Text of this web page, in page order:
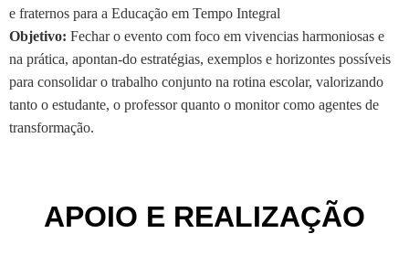
e fraternos para a Educação em Tempo Integral
Objetivo: Fechar o evento com foco em vivencias harmoniosas e
na prática, apontan-do estratégias, exemplos e horizontes possíveis
para consolidar o trabalho conjunto na rotina escolar, valorizando
tanto o estudante, o professor quanto o monitor como agentes de
transformação.
APOIO E REALIZAÇÃO